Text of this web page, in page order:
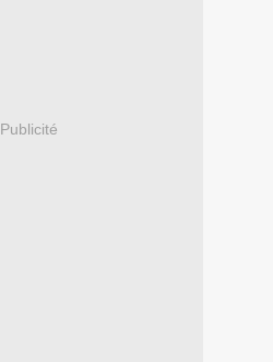
Publicité